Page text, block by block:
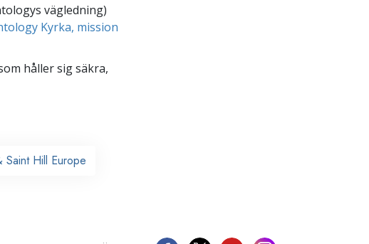
vägledning)
Kyrka, mission
håller sig säkra,
Hill Europe